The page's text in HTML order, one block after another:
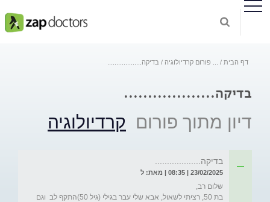
דף הבית פורום קרדיולוגיה בדיקה...................
בדיקה...................
דיון מתוך פורום קרדיולוגיה
בדיקה...................
23/02/2025 | 08:35 | מאת: ל
בת 50, רציתי לשאול, אבא שלי עבר בגילי (גיל 50)התקף לב  וגם